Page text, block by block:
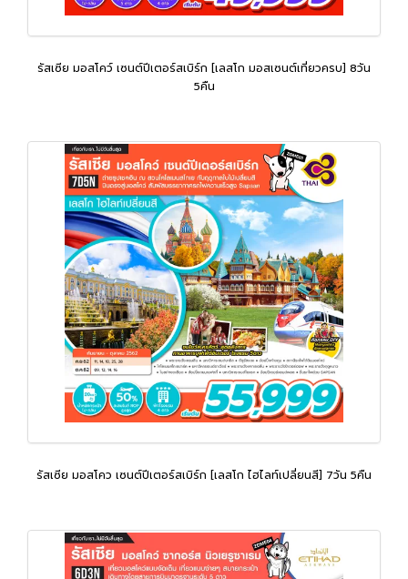
รัสเซีย มอสโคว์ เซนต์ปีเตอร์สเบิร์ก [เลสโก มอสเซนต์เที่ยวครบ] 8วัน
5คืน
รัสเซีย มอสโคว เซนต์ปีเตอร์สเบิร์ก [เลสโก ไฮไลท์เปลี่ยนสี] 7วัน 5คืน